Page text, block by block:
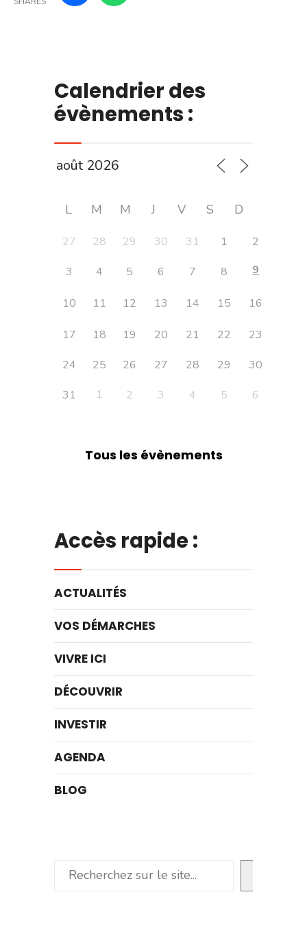
Calendrier des
évènements :
L M M J V S D
27 28 29 30 31 1
2
3
4 5 6 7 8 9
10 11 12 13 14 15 16
17 18 19 20 21 22
23
24
25 26 27 28 29
30
31
1 2 3 4 5 6
Tous les évènements
Accès rapide :
ACTUALITÉS
VOS DÉMARCHES
VIVRE ICI
DÉCOUVRIR
INVESTIR
AGENDA
BLOG
Rechercher